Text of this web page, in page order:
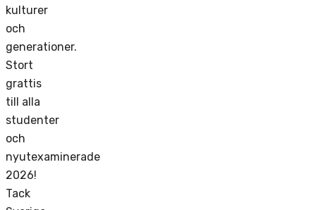
kulturer
och
generationer.
Stort
grattis
till alla
studenter
och
nyutexaminerade
2026!
Tack